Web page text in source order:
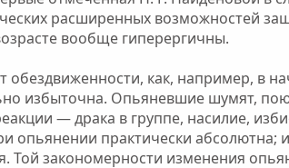
расширенных возможностей
вообще гиперергичны.
как, например, в
избыточна. Опьяневшие шумят,
— драка в группе, насилие,
опьянении практически абсолютна;
закономерности изменения